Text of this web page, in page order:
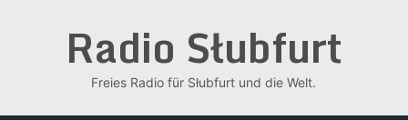
Radio Słubfurt
Freies Radio für Słubfurt und die Welt.